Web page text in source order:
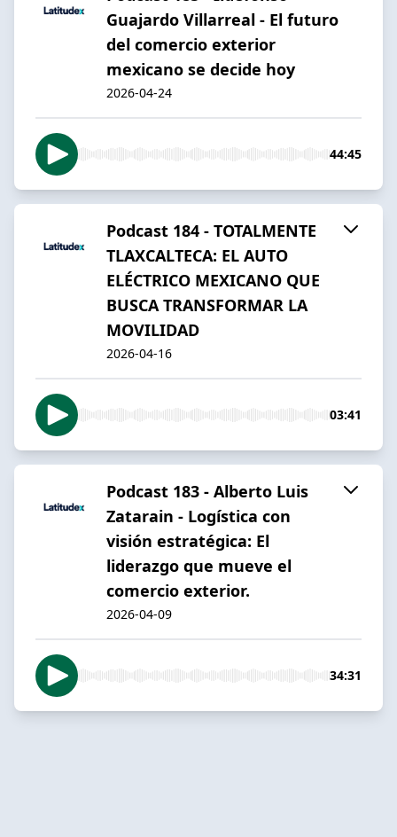
Guajardo Villarreal - El futuro
del comercio exterior
mexicano se decide hoy
2026-04-24
44:45
Podcast 184 - TOTALMENTE
TLAXCALTECA: EL AUTO
ELÉCTRICO MEXICANO QUE
BUSCA TRANSFORMAR LA
MOVILIDAD
2026-04-16
03:41
Podcast 183 - Alberto Luis
Zatarain - Logística con
visión estratégica: El
liderazgo que mueve el
comercio exterior.
2026-04-09
34:31